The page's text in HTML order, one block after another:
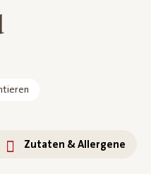
Zutaten & Allergene